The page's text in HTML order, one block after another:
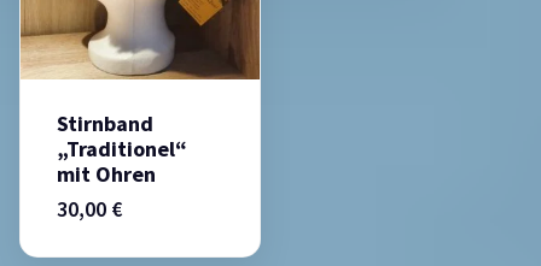
Stirnband
„Traditionel“
mit Ohren
30,00 €